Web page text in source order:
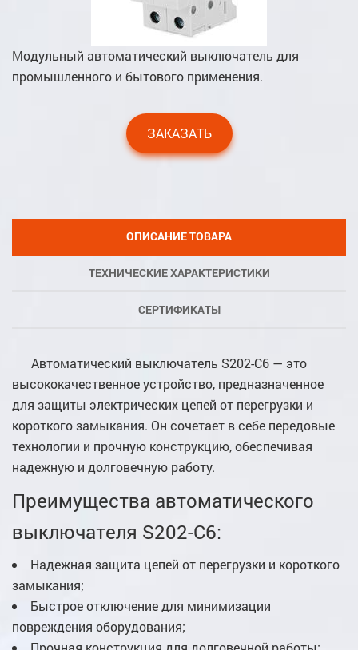
Модульный автоматический выключатель для
промышленного и бытового применения.
ЗАКАЗАТЬ
ОПИСАНИЕ ТОВАРА
ТЕХНИЧЕСКИЕ ХАРАКТЕРИСТИКИ
СЕРТИФИКАТЫ
Автоматический выключатель S202-C6 — это
высококачественное устройство, предназначенное
для защиты электрических цепей от перегрузки и
короткого замыкания. Он сочетает в себе передовые
технологии и прочную конструкцию, обеспечивая
надежную и долговечную работу.
Преимущества автоматического
выключателя S202-C6:
Надежная защита цепей от перегрузки и короткого
замыкания;
Быстрое отключение для минимизации
повреждения оборудования;